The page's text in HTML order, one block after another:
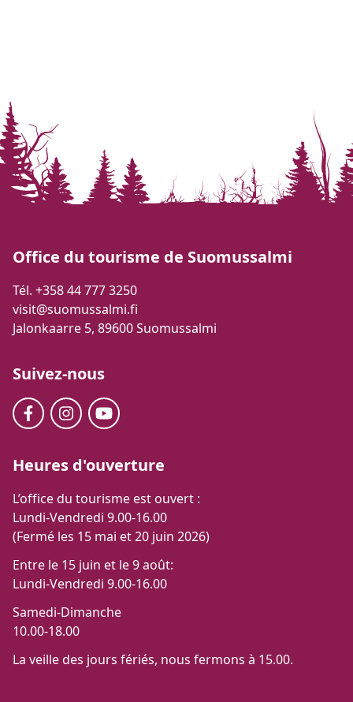
Office du tourisme de Suomussalmi
Tél. +358 44 777 3250
visit@suomussalmi.fi
Jalonkaarre 5, 89600 Suomussalmi
Suivez-nous
Heures d'ouverture
L’office du tourisme est ouvert :
Lundi-Vendredi 9.00-16.00
(Fermé les 15 mai et 20 juin 2026)
Entre le 15 juin et le 9 août:
Lundi-Vendredi 9.00-16.00
Samedi-Dimanche
10.00-18.00
La veille des jours fériés, nous fermons à 15.00.